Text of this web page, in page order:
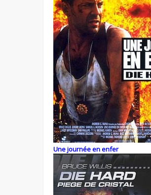
Une journée en enfer